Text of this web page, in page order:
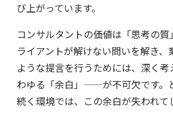
び上がっています。
コンサルタントの価値は「思考の質
ライアントが解けない問いを解き、
ような提言を行うためには、深く
わゆる「余白」——が不可欠です。
続く環境では、この余白が失われて